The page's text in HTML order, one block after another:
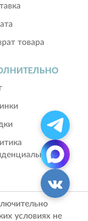
товара
условиях не